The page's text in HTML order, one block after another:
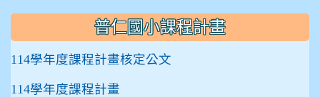
普仁國小課程計畫
114學年度課程計畫核定公文
114學年度課程計畫